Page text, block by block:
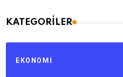
KATEGORILER
EKONOMI